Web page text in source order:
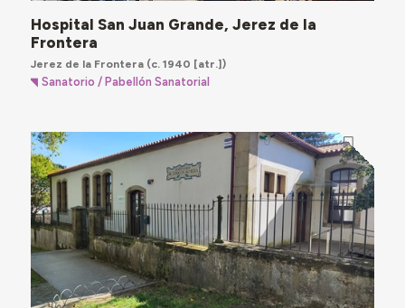
Hospital San Juan Grande, Jerez de la
Frontera
Jerez de la Frontera(c. 1940 [atr.])
Sanatorio / Pabellón Sanatorial